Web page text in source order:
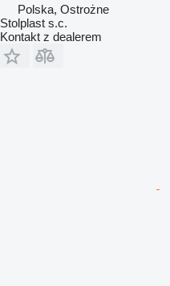
Polska, Ostrożne
Stolplast s.c.
Kontakt z dealerem